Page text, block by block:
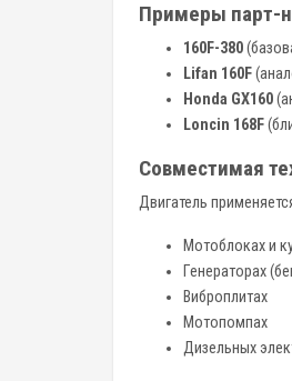
Примеры парт-
160F-380
Lifan 160F
Honda GX160
Loncin 168F
Совместимая
Двигатель
Мотоблоках и
Генераторах
Виброплитах
Мотопомпах
Дизельных